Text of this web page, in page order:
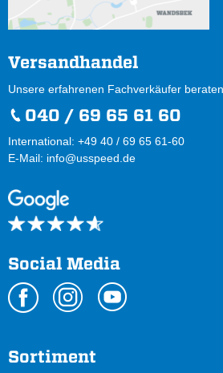
Versandhandel
Unsere erfahrenen Fachverkäufer
040 / 69 65 61 60
International: +49 40 / 69 65 61-60
E-Mail: info@usspeed.de
Social Media
Sortiment